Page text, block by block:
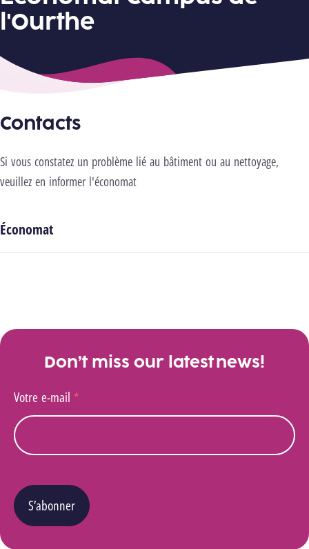
l'Ourthe
Contacts
Si vous constatez un problème lié au bâtiment ou au nettoyage,
veuillez en informer l'économat
Économat
Don’t miss our latest news!
Votre e-mail *
S’abonner